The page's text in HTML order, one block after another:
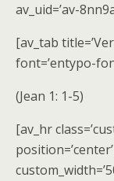
av_uid=’av-
[av_tab
font=’entypo-
(Jean 1: 1-5)
[av_hr